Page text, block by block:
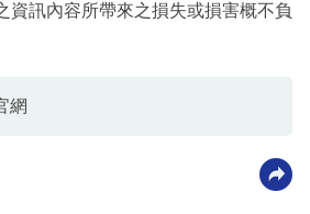
資訊內容所帶來之損失或損害概不負
網